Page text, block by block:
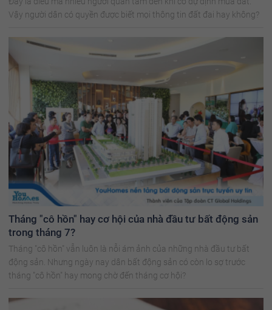
Vậy người dân có quyền được biết mọi thông tin đất đai hay không?
Tháng "cô hồn" hay cơ hội của nhà đầu tư bất động sản
trong tháng 7?
Tháng "cô hồn" vẫn luôn là nỗi ám ảnh của những nhà đầu tư bất
động sản. Nhưng ngày nay dân bất động sản có còn lo sợ trước
tháng "cô hồn" hay mong chờ đến tháng cơ hội?